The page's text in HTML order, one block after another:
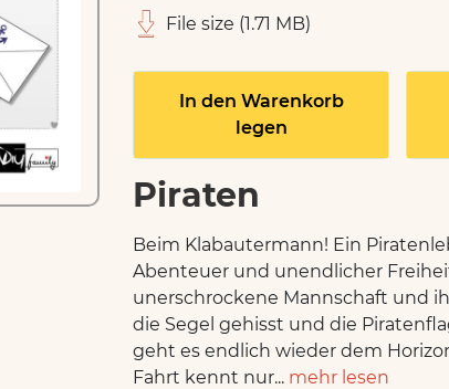
File size (1.71 MB)
In den Warenkorb
legen
Piraten
Beim Klabautermann! Ein
Abenteuer und unendlicher
unerschrockene Mannschaft und
die Segel gehisst und die
geht es endlich wieder dem
Fahrt kennt nur... mehr lesen